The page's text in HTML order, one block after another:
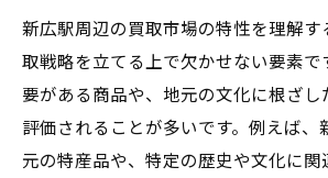
新広駅周辺の買取市場の特性を理解す
取戦略を立てる上で欠かせない要素で
要がある商品や、地元の文化に根ざし
評価されることが多いです。例えば、
元の特産品や、特定の歴史や文化に関